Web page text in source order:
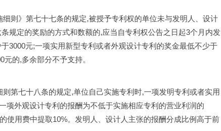
则》第七十七条的规定,被授予专利权的单位未与发明人、设计
规定的奖励的方式和数额的,应当自专利权公告之日起3个月内发
3000元;一项实用新型专利或者外观设计专利的奖金最低不少于
的,多余部分不予支持。
第七十八条的规定,单位自己实施专利时,一项发明专利或者实用
项外观设计专利的报酬为不低于实施相应专利的营业利润的
使用费中提取10%。发明人、设计人主张的报酬分成比例高于前